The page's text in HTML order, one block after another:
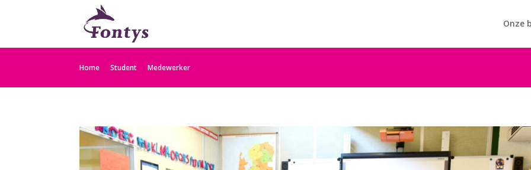
Home Student Medewerker
Onze